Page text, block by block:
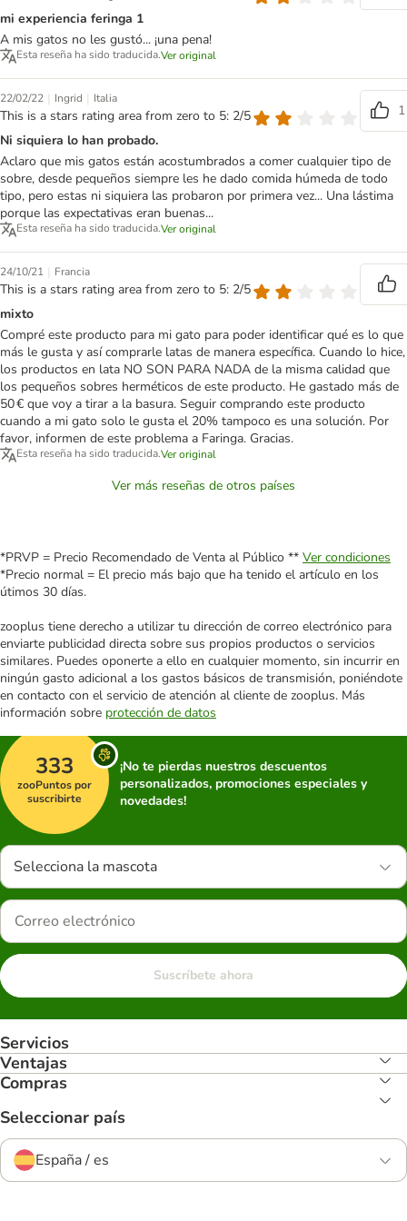
mi experiencia feringa 1
A mis gatos no les gustó... ¡una pena!
Esta reseña ha sido traducida.Ver original
22/02/22 | Ingrid | Italia
This is a stars rating area from zero to 5: 2/5
1
Ni siquiera lo han probado.
Aclaro que mis gatos están acostumbrados a comer cualquier tipo de
sobre, desde pequeños siempre les he dado comida húmeda de todo
tipo, pero estas ni siquiera las probaron por primera vez... Una lástima
porque las expectativas eran buenas...
Esta reseña ha sido traducida.Ver original
24/10/21 | Francia
This is a stars rating area from zero to 5: 2/5
mixto
Compré este producto para mi gato para poder identificar qué es lo que
más le gusta y así comprarle latas de manera específica. Cuando lo hice,
los productos en lata NO SON PARA NADA de la misma calidad que
los pequeños sobres herméticos de este producto. He gastado más de
50 € que voy a tirar a la basura. Seguir comprando este producto
cuando a mi gato solo le gusta el 20% tampoco es una solución. Por
favor, informen de este problema a Faringa. Gracias.
Esta reseña ha sido traducida.Ver original
Ver más reseñas de otros países
*PRVP = Precio Recomendado de Venta al Público ** Ver condiciones
*Precio normal = El precio más bajo que ha tenido el artículo en los
útimos 30 días.
zooplus tiene derecho a utilizar tu dirección de correo electrónico para
enviarte publicidad directa sobre sus propios productos o servicios
similares. Puedes oponerte a ello en cualquier momento, sin incurrir en
ningún gasto adicional a los gastos básicos de transmisión, poniéndote
en contacto con el servicio de atención al cliente de zooplus. Más
información sobre protección de datos
333
zooPuntos por
suscribirte
¡No te pierdas nuestros descuentos
personalizados, promociones especiales y
novedades!
Selecciona la mascota
Suscríbete ahora
Servicios
Ventajas
Compras
Seleccionar país
España / es